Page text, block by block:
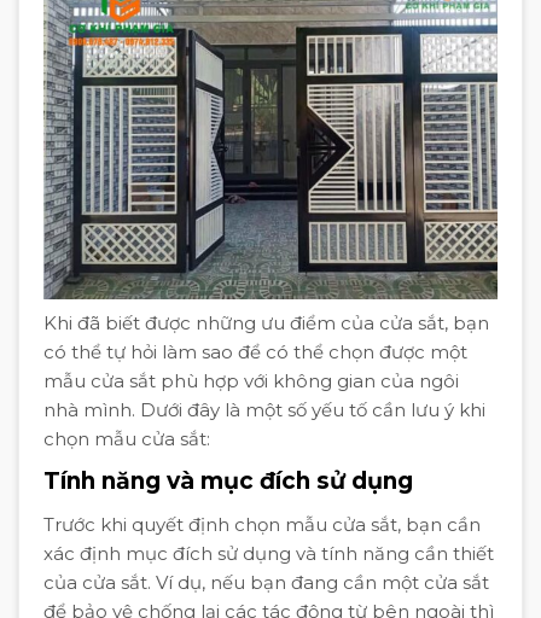
Khi đã biết được những ưu điểm của cửa sắt, bạn
có thể tự hỏi làm sao để có thể chọn được một
mẫu cửa sắt phù hợp với không gian của ngôi
nhà mình. Dưới đây là một số yếu tố cần lưu ý khi
chọn mẫu cửa sắt:
Tính năng và mục đích sử dụng
Trước khi quyết định chọn mẫu cửa sắt, bạn cần
xác định mục đích sử dụng và tính năng cần thiết
của cửa sắt. Ví dụ, nếu bạn đang cần một cửa sắt
để bảo vệ chống lại các tác động từ bên ngoài thì